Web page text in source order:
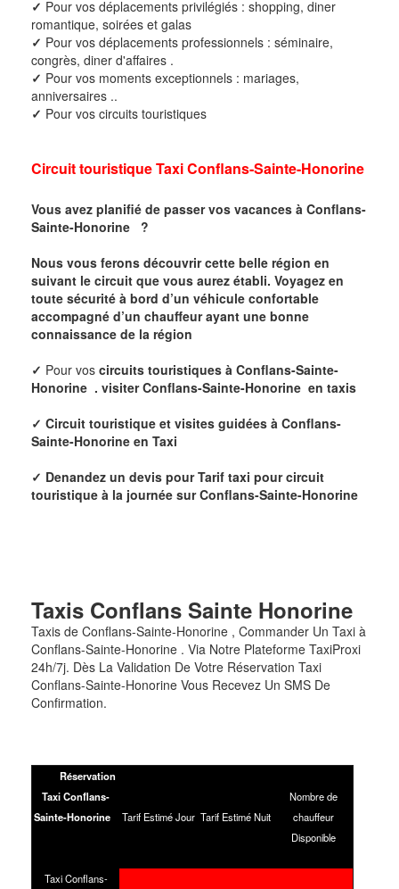
✓ Pour vos déplacements privilégiés : shopping, diner
romantique, soirées et galas
✓ Pour vos déplacements professionnels : séminaire,
congrès, diner d'affaires .
✓ Pour vos moments exceptionnels : mariages,
anniversaires ..
✓ Pour vos circuits touristiques
Circuit touristique Taxi Conflans-Sainte-Honorine
Vous avez planifié de passer vos vacances à Conflans-
Sainte-Honorine
?
Nous vous ferons découvrir cette belle région en
suivant le circuit que vous aurez établi. Voyagez en
toute sécurité à bord d’un véhicule confortable
accompagné d’un chauffeur ayant une bonne
connaissance de la région
✓ Pour vos circuits touristiques à Conflans-Sainte-
Honorine . visiter Conflans-Sainte-Honorine en taxis
✓ Circuit touristique et visites guidées à Conflans-
Sainte-Honorine en Taxi
✓ Denandez un devis pourTarif taxi pour circuit
touristique à la journée sur Conflans-Sainte-Honorine
Taxis Conflans Sainte Honorine
Taxis de Conflans-Sainte-Honorine , Commander Un Taxi à
Conflans-Sainte-Honorine . Via Notre Plateforme TaxiProxi
24h/7j. Dès La Validation De Votre Réservation Taxi
Conflans-Sainte-Honorine Vous Recevez Un SMS De
Confirmation.
Réservation
Taxi Conflans-
Sainte-Honorine
Tarif Estimé Jour Tarif Estimé Nuit
Nombre de
chauffeur
Disponible
Taxi Conflans-